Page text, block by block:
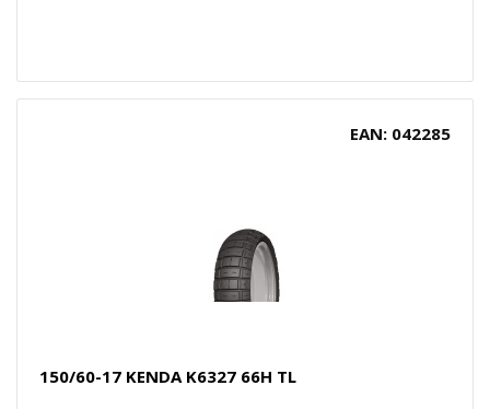
EAN: 042285
150/60-17 KENDA K6327 66H TL